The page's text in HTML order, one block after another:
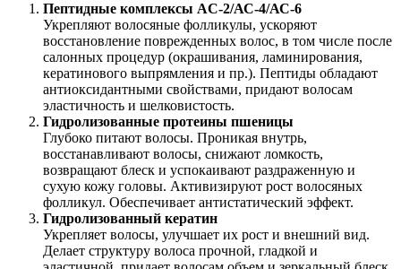
Пептидные комплексы AC-2/АС-4/АС-6
Укрепляют волосяные фолликулы, ускоряют
восстановление поврежденных волос, в том числе после
салонных процедур (окрашивания, ламинирования,
кератинового выпрямления и пр.). Пептиды обладают
антиоксидантными свойствами, придают волосам
эластичность и шелковистость.
Гидролизованные протеины пшеницы
Глубоко питают волосы. Проникая внутрь,
восстанавливают волосы, снижают ломкость,
возвращают блеск и успокаивают раздраженную и
сухую кожу головы. Активизируют рост волосяных
фолликул. Обеспечивает антистатический эффект.
Гидролизованный кератин
Укрепляет волосы, улучшает их рост и внешний вид.
Делает структуру волоса прочной, гладкой и